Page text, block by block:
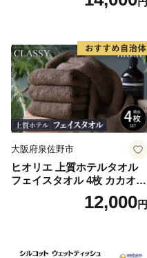
大阪府泉佐野市
ヒオリエ 上質ホテルタオル
フェイスタオル 4枚 カカオ
【タオル 泉州タオル 吸水 普
段使い 無地 シンプル 日用品
12,000円